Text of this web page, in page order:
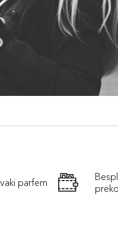
parfem